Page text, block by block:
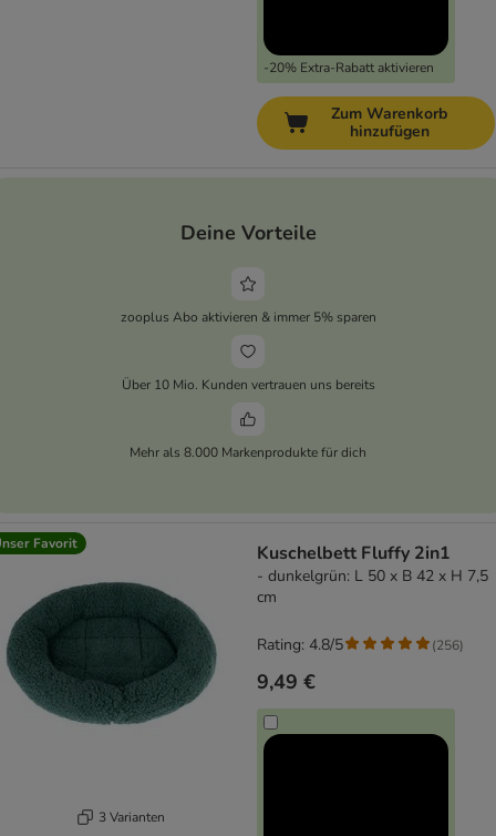
-20% Extra-Rabatt aktivieren
Zum Warenkorb
hinzufügen
Deine Vorteile
zooplus Abo aktivieren & immer 5% sparen
Über 10 Mio. Kunden vertrauen uns bereits
Mehr als 8.000 Markenprodukte für dich
Favorit
3 Varianten
Kuschelbett Fluffy 2in1
- dunkelgrün: L 50 x B 42 x H 7,5
cm
9,49 €
Rating: 4.8/5 (256)